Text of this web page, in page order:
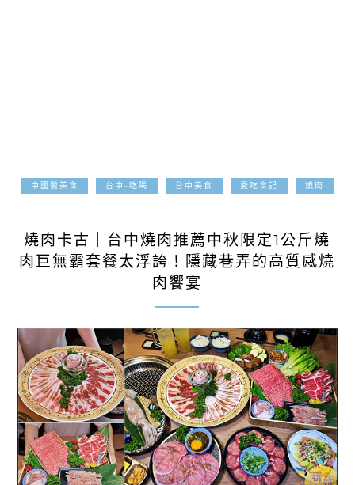
中國醫美食 台中-吃喝 台中美食 愛吃食記 燒肉
燒肉卡古｜台中燒肉推薦中秋限定1公斤燒
肉巨無霸套餐太浮誇！隱藏巷弄的高質感燒
肉饗宴